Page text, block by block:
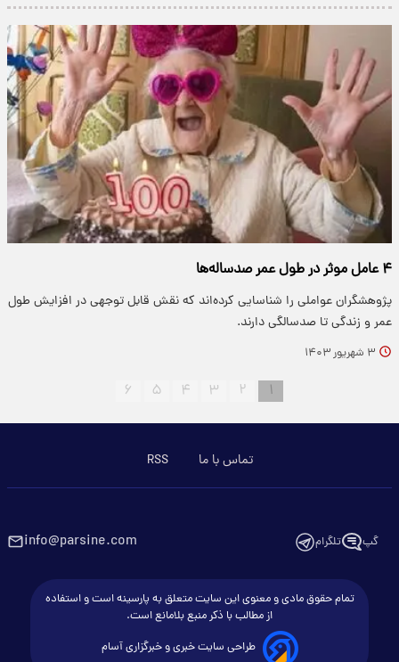
۴ عامل موثر در طول عمر صدساله‌ها
پژوهشگران عواملی را شناسایی کرده‌اند که نقش قابل توجهی در افزایش طول
عمر و زندگی تا صدسالگی دارند.
۳ شهریور ۱۴۰۳
۱ ۲ ۳ ۴ ۵ ۶
تماس با ما RSS
گپ تلگرام info@parsine.com
تمام حقوق مادی و معنوی این سایت متعلق به پارسینه است و استفاده
از مطالب با ذکر منبع بلامانع است.
طراحی سایت خبری و خبرگزاری آسام